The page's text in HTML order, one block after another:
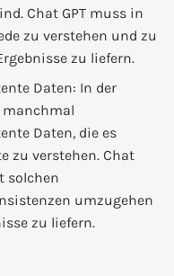
Chat GPT muss in
zu verstehen und zu
zu liefern.
Daten: In der
manchmal
Daten, die es
zu verstehen. Chat
solchen
umzugehen
zu liefern.